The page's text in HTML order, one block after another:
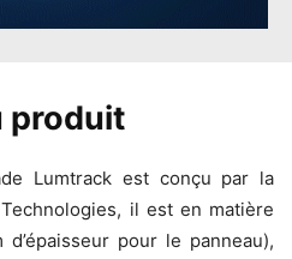
produit
Lumtrack est conçu par la
il est en matière
pour le panneau),